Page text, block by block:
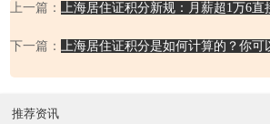
上一篇： 上海居住证积分新规：月薪超1万6直
下一篇： 上海居住证积分是如何计算的？你可
推荐资讯